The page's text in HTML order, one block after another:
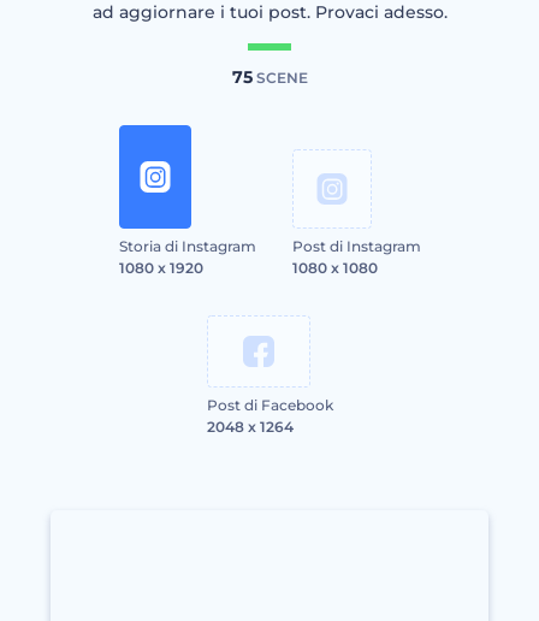
ad aggiornare i tuoi post. Provaci adesso.
75SCENE
Storia di Instagram
1080 x 1920
Post di Instagram
1080 x 1080
Post di Facebook
2048 x 1264